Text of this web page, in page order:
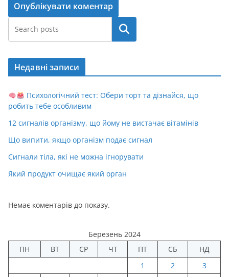
Пошук
Недавні записи
Психологічний тест: Обери торт та дізнайся, що
робить тебе особливим
12 сигналів організму, що йому не вистачає вітамінів
Що випити, якщо організм подає сигнал
Сигнали тіла, які не можна ігнорувати
Який продукт очищає який орган
Немає коментарів до показу.
Березень 2024
ПН
ВТ СР ЧТ ПТ СБ
НД
1
2 3